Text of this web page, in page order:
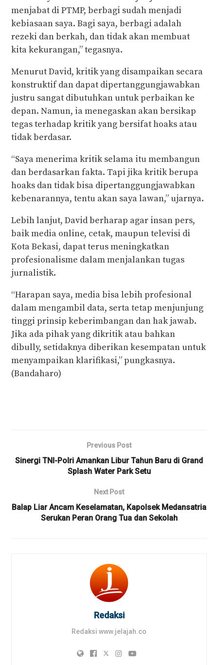
menjabat di PTMP, berbagi sudah menjadi
kebiasaan saya. Bagi saya, berbagi adalah
rezeki dan berkah, dan tidak akan membuat
kita kekurangan,” tegasnya.
Menurut David, kritik yang disampaikan secara
konstruktif dan dapat dipertanggungjawabkan
justru sangat dibutuhkan untuk perbaikan ke
depan. Namun, ia menegaskan akan bersikap
tegas terhadap kritik yang bersifat hoaks atau
tidak berdasar.
“Saya menerima kritik selama itu membangun
dan berdasarkan fakta. Tapi jika kritik berupa
hoaks dan tidak bisa dipertanggungjawabkan
kebenarannya, tentu akan saya lawan,” ujarnya.
Lebih lanjut, David berharap agar insan pers,
baik media online, cetak, maupun televisi di
Kota Bekasi, dapat terus meningkatkan
profesionalisme dalam menjalankan tugas
jurnalistik.
“Harapan saya, media bisa lebih profesional
dalam mengambil data, serta tetap menjunjung
tinggi prinsip keberimbangan dan hak jawab.
Jika ada pihak yang dikritik atau bahkan
dibully, setidaknya diberikan kesempatan untuk
menyampaikan klarifikasi,” pungkasnya.
(Bandaharo)
Previous Post
Sinergi TNI-Polri Amankan Libur Tahun Baru di Grand
Splash Water Park Setu
Next Post
Balap Liar Ancam Keselamatan, Kapolsek Medansatria
Serukan Peran Orang Tua dan Sekolah
Redaksi
Redaksi www.jelajah.co